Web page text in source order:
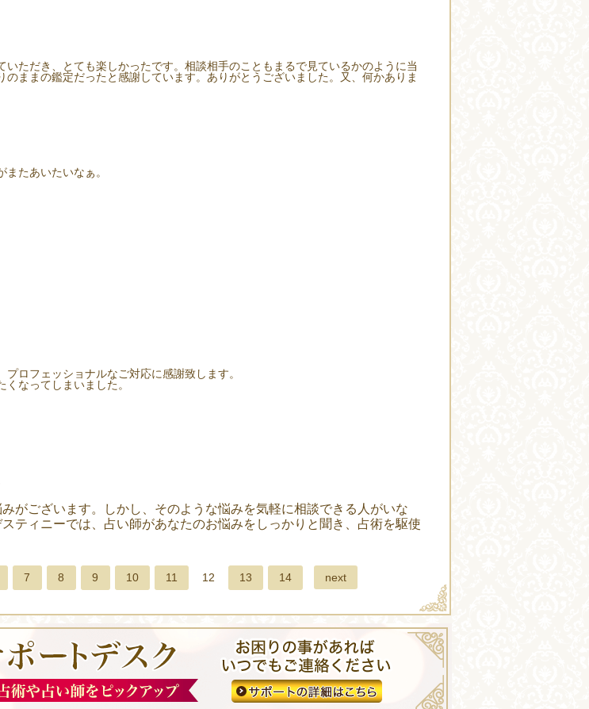
ただき、とても楽しかったです。相談相手のこともまるで見ているかのように当
ままの鑑定だったと感謝しています。ありがとうございました。又、何かありま
たあいたいなぁ。
ロフェッショナルなご対応に感謝致します。
なってしまいました。
がございます。しかし、そのような悩みを気軽に相談できる人がいな
ティニーでは、占い師があなたのお悩みをしっかりと聞き、占術を駆使
7 8 9 10 11 12 13 14 next